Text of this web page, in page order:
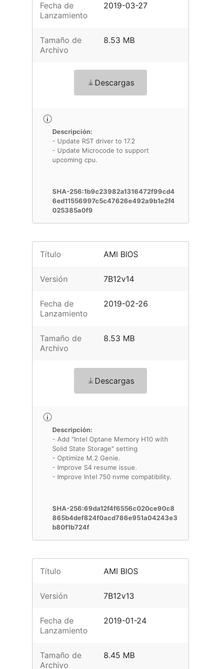
Fecha de
Lanzamiento
2019-03-27
Tamaño de
Archivo
8.53 MB
Descargas
Descripción:
- Update RST driver to 17.2
- Update Microcode to support
upcoming cpu.
SHA-256:1b9c23982a1316472f99cd4
6ed11556997c5c47626e492a9b1e2f4
025385a0f9
Título AMI BIOS
Versión 7B12v14
Fecha de
Lanzamiento
2019-02-26
Tamaño de
Archivo
8.53 MB
Descargas
Descripción:
- Add "Intel Optane Memory H10 with
Solid State Storage" setting
- Optimize M.2 Genie.
- Improve S4 resume issue.
- Improve Intel 750 nvme compatibility.
SHA-256:69da12f4f6556c020ce90c8
865b4def824f0acd786e951a04243e3
b80f1b724f
Título AMI BIOS
Versión 7B12v13
Fecha de
Lanzamiento
2019-01-24
Tamaño de
Archivo
8.45 MB